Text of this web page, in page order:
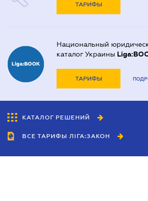
ТАРИФЫ
Национальный
каталог Украины
ТАРИФЫ
КАТАЛОГ РЕШЕНИЙ
ВСЕ ТАРИФЫ ЛІГА:ЗАКОН